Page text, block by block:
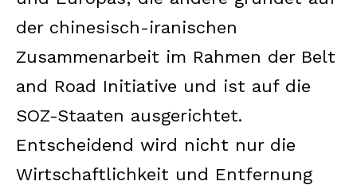
der chinesisch-iranischen
Zusammenarbeit im Rahmen der Belt
and Road Initiative und ist auf die
SOZ-Staaten ausgerichtet.
Entscheidend wird nicht nur die
Wirtschaftlichkeit und Entfernung